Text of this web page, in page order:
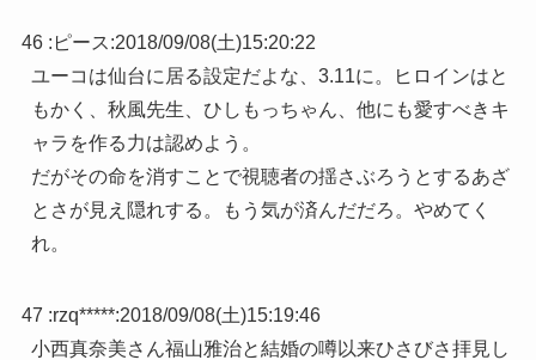
46 : ピース:2018/09/08(土)15:20:22
ユーコは仙台に居る設定だよな、3.11に。ヒロインはと
もかく、秋風先生、ひしもっちゃん、他にも愛すべきキ
ャラを作る力は認めよう。
だがその命を消すことで視聴者の揺さぶろうとするあざ
とさが見え隠れする。もう気が済んだだろ。やめてく
れ。
47 :rzq*****:2018/09/08(土)15:19:46
小西真奈美さん福山雅治と結婚の噂以来ひさびさ拝見し